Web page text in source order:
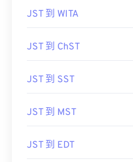
JST 到 WITA
JST 到 ChST
JST 到 SST
JST 到 MST
JST 到 EDT